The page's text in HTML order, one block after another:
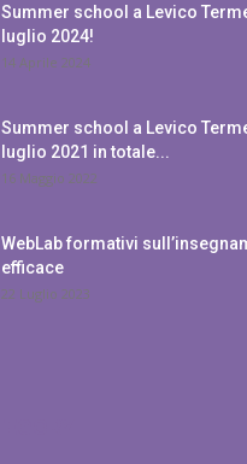
Summer school a Levico
luglio 2024!
14 Aprile 2024
Summer school a Levico
luglio 2021 in totale...
16 Maggio 2022
WebLab formativi
efficace
22 Luglio 2023